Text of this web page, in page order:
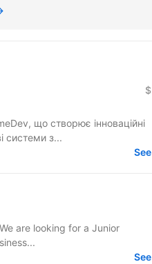
$
що створює інноваційні
системи з...
See
are looking for a Junior
See